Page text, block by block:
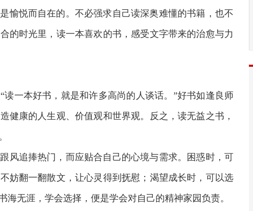
愉悦而自在的。不必强求自己读深奥难懂的书籍，也不
的时光里，读一本喜欢的书，感受文字带来的治愈与力
一本好书，就是和许多高尚的人谈话。”好书如逢良师
健康的人生观、价值观和世界观。反之，读无益之书，
风追捧热门，而应贴合自己的心境与需求。困惑时，可
妨翻一翻散文，让心灵得到抚慰；渴望成长时，可以选
无涯，学会选择，便是学会对自己的精神家园负责。
交通运输执法“我是大队长”主题活动